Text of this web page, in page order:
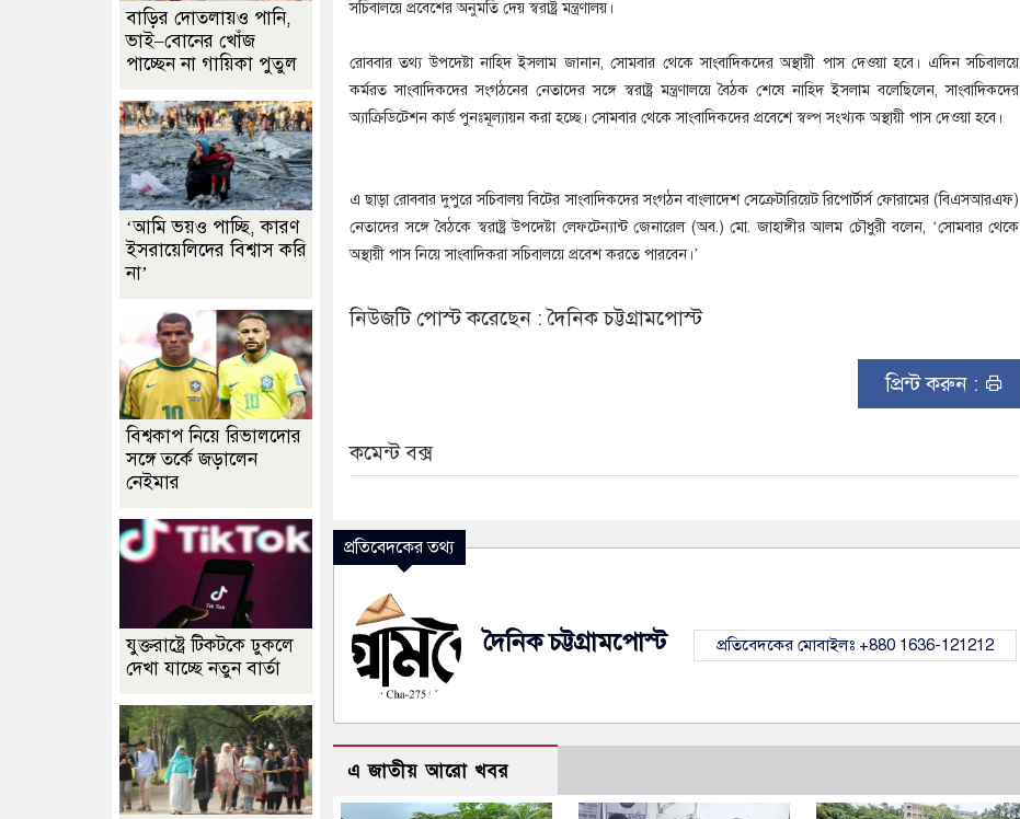
সচিবালয়ে প্রবেশের অনুমতি দেয় স্বরাষ্ট্র মন্ত্রণালয়।
রোববার তথ্য উপদেষ্টা নাহিদ ইসলাম জানান, সোমবার থেকে সাংবাদিকদের অস্থায়ী পাস দেওয়া হবে। এদিন সচিবালয়ে
কর্মরত সাংবাদিকদের সংগঠনের নেতাদের সঙ্গে স্বরাষ্ট্র মন্ত্রণালয়ে বৈঠক শেষে নাহিদ ইসলাম বলেছিলেন, সাংবাদিকদের
অ্যাক্রিডিটেশন কার্ড পুনঃমূল্যায়ন করা হচ্ছে। সোমবার থেকে সাংবাদিকদের প্রবেশে স্বল্প সংখ্যক অস্থায়ী পাস দেওয়া হবে।
এ ছাড়া রোববার দুপুরে সচিবালয় বিটের সাংবাদিকদের সংগঠন বাংলাদেশ সেক্রেটারিয়েট রিপোর্টার্স ফোরামের (বিএসআরএফ)
নেতাদের সঙ্গে বৈঠকে স্বরাষ্ট্র উপদেষ্টা লেফটেন্যান্ট জেনারেল (অব.) মো. জাহাঙ্গীর আলম চৌধুরী বলেন, ‘সোমবার থেকে
অস্থায়ী পাস নিয়ে সাংবাদিকরা সচিবালয়ে প্রবেশ করতে পারবেন।’
নিউজটি পোস্ট করেছেন : দৈনিক চট্টগ্রামপোস্ট
প্রিন্ট করুন :
কমেন্ট বক্স
প্রতিবেদকের তথ্য
দৈনিক চট্টগ্রামপোস্ট প্রতিবেদকের মোবাইলঃ +880 1636-121212
এ জাতীয় আরো খবর
বাড়ির দোতলায়ও পানি,
ভাই–বোনের খোঁজ
পাচ্ছেন না গায়িকা পুতুল
‘আমি ভয়ও পাচ্ছি, কারণ
ইসরায়েলিদের বিশ্বাস করি
না’
বিশ্বকাপ নিয়ে রিভালদোর
সঙ্গে তর্কে জড়ালেন
নেইমার
যুক্তরাষ্ট্রে টিকটকে ঢুকলে
দেখা যাচ্ছে নতুন বার্তা